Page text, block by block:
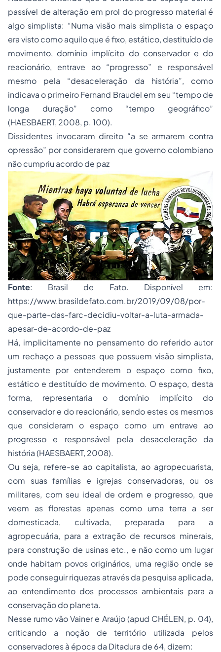
passível de alteração em prol do progresso material é
algo simplista: “Numa visão mais simplista o espaço
era visto como aquilo que é fixo, estático, destituído de
movimento, domínio implícito do conservador e do
reacionário, entrave ao “progresso” e responsável
mesmo pela “desaceleração da história”, como
indicava o primeiro Fernand Braudel em seu “tempo de
longa duração” como “tempo geográfico”
(HAESBAERT, 2008, p. 100).
Dissidentes invocaram direito “a se armarem contra
opressão” por considerarem que governo colombiano
não cumpriu acordo de paz
Fonte: Brasil de Fato. Disponível em:
https://www.brasildefato.com.br/2019/09/08/por-
que-parte-das-farc-decidiu-voltar-a-luta-armada-
apesar-de-acordo-de-paz
Há, implicitamente no pensamento do referido autor
um rechaço a pessoas que possuem visão simplista,
justamente por entenderem o espaço como fixo,
estático e destituído de movimento. O espaço, desta
forma, representaria o domínio implícito do
conservador e do reacionário, sendo estes os mesmos
que consideram o espaço como um entrave ao
progresso e responsável pela desaceleraçãoda
história (HAESBAERT, 2008).
Ou seja, refere-se ao capitalista, ao agropecuarista,
com suas famílias e igrejas conservadoras, ou os
militares, com seu ideal de ordem e progresso, que
veem as florestas apenas como uma terra a ser
domesticada, cultivada, preparada para a
agropecuária, para a extração de recursos minerais,
para construção de usinas etc., e não como um lugar
onde habitam povos originários, uma região onde se
pode conseguir riquezas através da pesquisa aplicada,
ao entendimento dos processos ambientais para a
conservação do planeta.
Nesse rumo vão Vainer e Araújo (apud CHÉLEN, p. 04),
criticando a noção de território utilizada pelos
conservadores à época da Ditadura de 64, dizem: